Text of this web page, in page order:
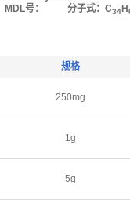
MDL号： 分子式：C34H
规格
250mg
1g
5g